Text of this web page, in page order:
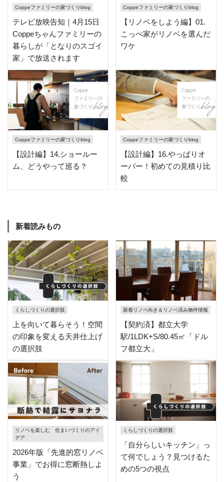
Coppeファミリーの家づくりblog
テレビ放映告知｜4月15日
Coppeちゃんファミリーの
暮らしが「となりのスゴイ
家」で放送されます
Coppeファミリーの家づくりblog
【リノベをしよう編】01.
こっぺ家がリノベを選んだ
ワケ
Coppeファミリーの家づくりblog
【設計編】14.ショールー
ム、どうやって巡る？
Coppeファミリーの家づくりblog
【設計編】16.やっぱりオ
ーバー！初めての見積り比
較
新着読みもの
くらしづくりの選択肢
上を向いて暮らそう！空間
の印象を変える天井仕上げ
の選択肢
新着リノベ向き＆リノベ済み物件情報
【契約済】都立大学
駅/1LDK+S/80.45㎡「ドル
フ都立大」
リノベを楽しむ 住まいづくりのアイ
デア
2026年版「先進的窓リノベ
事業」でお得に窓断熱しよ
う
くらしづくりの選択肢
「自分らしいキッチン」っ
て何でしょう？見つけるた
めの5つの視点